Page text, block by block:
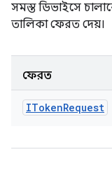
সমস্ত ডিভাইসে
তালিকা ফেরত দেয়।
ফেরত
ITokenRequest